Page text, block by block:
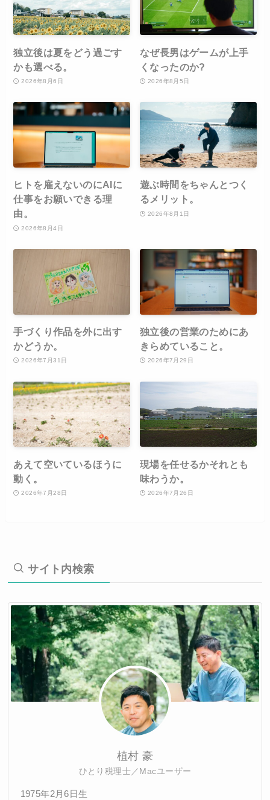
独立後は夏をどう過ごす
かも選べる。
2026年8月6日
なぜ長男はゲームが上手
くなったのか?
2026年8月5日
ヒトを雇えないのにAIに
仕事をお願いできる理
由。
2026年8月4日
遊ぶ時間をちゃんとつく
るメリット。
2026年8月1日
手づくり作品を外に出す
かどうか。
2026年7月31日
独立後の営業のためにあ
きらめていること。
2026年7月29日
あえて空いているほうに
動く。
2026年7月28日
現場を任せるかそれとも
味わうか。
2026年7月26日
サイト内検索
植村 豪
ひとり税理士／Macユーザー
1975年2月6日生